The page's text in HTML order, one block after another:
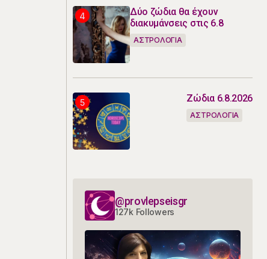
Δύο ζώδια θα έχουν
διακυμάνσεις στις 6.8
ΑΣΤΡΟΛΟΓΙΑ
Ζώδια 6.8.2026
ΑΣΤΡΟΛΟΓΙΑ
@provlepseisgr
127k Followers